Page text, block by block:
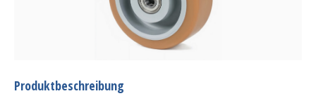
Produktbeschreibung